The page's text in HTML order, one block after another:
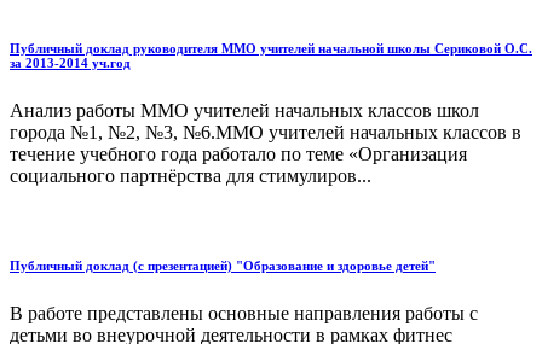
Публичный доклад руководителя ММО учителей начальной школы Сериковой О.С.
за 2013-2014 уч.год
Анализ работы ММО учителей начальных классов школ
города №1, №2, №3, №6.ММО учителей начальных классов в
течение учебного года работало по теме «Организация
социального партнёрства для стимулиров...
Публичный доклад (с презентацией) "Образование и здоровье детей"
В работе представлены основные направления работы с
детьми во внеурочной деятельности в рамках фитнес